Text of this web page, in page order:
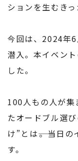
ションを生むきっ
今回は、2024年
潜入。本イベン
した。
100人もの人が集
たオードブル選
け”とは――。当日
す。